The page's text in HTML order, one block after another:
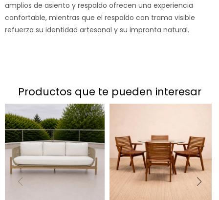
amplios de asiento y respaldo ofrecen una experiencia
confortable, mientras que el respaldo con trama visible
refuerza su identidad artesanal y su impronta natural.
productos que te pueden interesar